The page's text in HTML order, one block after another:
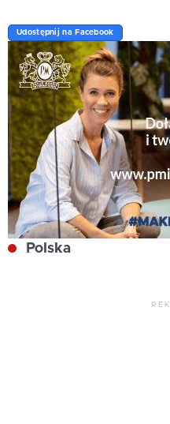
Udostępnij na Facebook
Polska